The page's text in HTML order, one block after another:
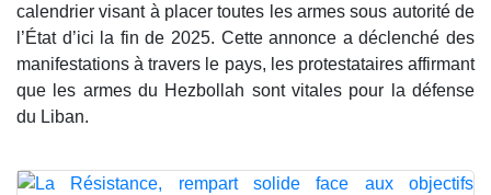
calendrier visant à placer toutes les armes sous autorité de
l’État d’ici la fin de 2025. Cette annonce a déclenché des
manifestations à travers le pays, les protestataires affirmant
que les armes du Hezbollah sont vitales pour la défense
du Liban.